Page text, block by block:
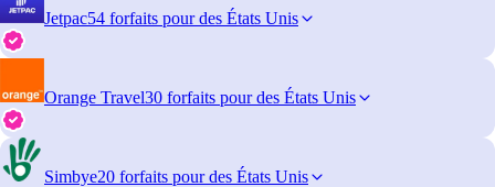
Jetpac54 forfaits pour des États Unis
Orange Travel30 forfaits pour des États Unis
Simbye20 forfaits pour des États Unis